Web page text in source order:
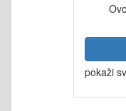
pokaži